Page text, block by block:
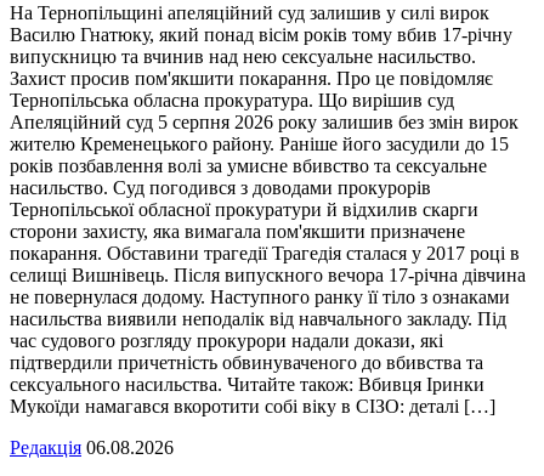
На Тернопільщині апеляційний суд залишив у силі вирок
Василю Гнатюку, який понад вісім років тому вбив 17-річну
випускницю та вчинив над нею сексуальне насильство.
Захист просив пом'якшити покарання. Про це повідомляє
Тернопільська обласна прокуратура. Що вирішив суд
Апеляційний суд 5 серпня 2026 року залишив без змін вирок
жителю Кременецького району. Раніше його засудили до 15
років позбавлення волі за умисне вбивство та сексуальне
насильство. Суд погодився з доводами прокурорів
Тернопільської обласної прокуратури й відхилив скарги
сторони захисту, яка вимагала пом'якшити призначене
покарання. Обставини трагедії Трагедія сталася у 2017 році в
селищі Вишнівець. Після випускного вечора 17-річна дівчина
не повернулася додому. Наступного ранку її тіло з ознаками
насильства виявили неподалік від навчального закладу. Під
час судового розгляду прокурори надали докази, які
підтвердили причетність обвинуваченого до вбивства та
сексуального насильства. Читайте також: Вбивця Іринки
Мукоїди намагався вкоротити собі віку в СІЗО: деталі […]
Редакція 06.08.2026